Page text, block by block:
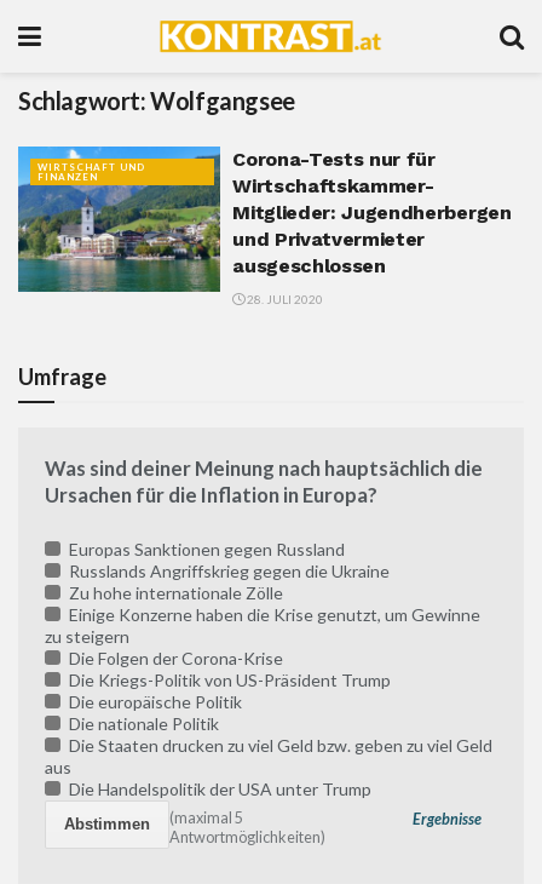
Schlagwort:Wolfgangsee
WIRTSCHAFT UND
FINANZEN
Corona-Tests nur für
Wirtschaftskammer-
Mitglieder: Jugendherbergen
und Privatvermieter
ausgeschlossen
28. JULI 2020
Umfrage
Was sind deiner Meinung nach hauptsächlich die
Ursachen für die Inflation in Europa?
Europas Sanktionen gegen Russland
Russlands Angriffskrieg gegen die Ukraine
Zu hohe internationale Zölle
Einige Konzerne haben die Krise genutzt, um Gewinne
zu steigern
Die Folgen der Corona-Krise
Die Kriegs-Politik von US-Präsident Trump
Die europäische Politik
Die nationale Politik
Die Staaten drucken zu viel Geld bzw. geben zu viel Geld
aus
Die Handelspolitik der USA unter Trump
Ergebnisse
(maximal 5
Antwortmöglichkeiten)